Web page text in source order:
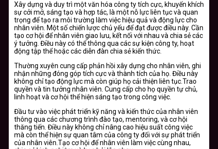
Xây dựng và duy trì một văn hóa công ty tích cực, khuyến khích
sự cởi mở, sáng tạo và hợp tác, là một nỗ lực liên tục và quan
trọng để tạo ra môi trường làm việc hiệu quả và động lực cho
nhân viên. Một số chiến lược chủ yếu để đạt được điều này. Cần
tạo cơ hội để nhân viên giao lưu, kết nối với nhau và chia sẻ các
ý tưởng. Điều này có thể thông qua các sự kiện công ty, hoạt
động tập thể hoặc các diễn đàn chia sẻ kiến thức.
Thường xuyên cung cấp phản hồi xây dựng cho nhân viên, ghi
nhận những đóng góp tích cực và thành tích của họ. Điều này
không chỉ tạo động lực mà còn giúp họ cải thiện liên tục.Trao
quyền và tin tưởng nhân viên. Cung cấp cho họ quyền tự chủ,
linh hoạt và cơ hội thể hiện sáng tạo trong công việc.
Đầu tư vào việc phát triển kỹ năng và kiến thức của nhân viên
thông qua các chương trình đào tạo, mentoring, và cơ hội
thăng tiến. Điều này không chỉ nâng cao hiệu suất công việc
mà còn thể hiện sự quan tâm của công ty đối với sự phát triển
của nhân viên.Tạo cơ hội để nhân viên làm việc cùng nhau,